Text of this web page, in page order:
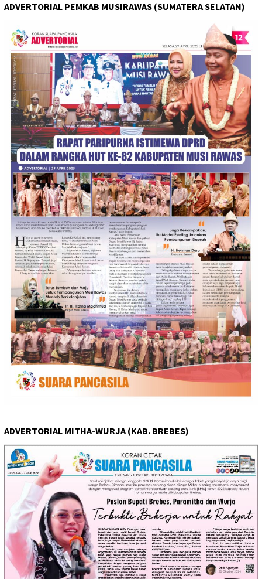
ADVERTORIAL PEMKAB MUSIRAWAS (SUMATERA SELATAN)
ADVERTORIAL MITHA-WURJA (KAB. BREBES)